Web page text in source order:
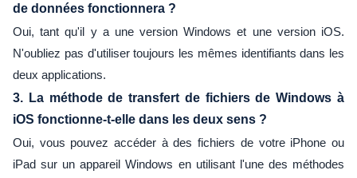
de données fonctionnera ?
Oui, tant qu'il y a une version Windows et une version iOS.
N'oubliez pas d'utiliser toujours les mêmes identifiants dans les
deux applications.
3. La méthode de transfert de fichiers de Windows à
iOS fonctionne-t-elle dans les deux sens ?
Oui, vous pouvez accéder à des fichiers de votre iPhone ou
iPad sur un appareil Windows en utilisant l'une des méthodes